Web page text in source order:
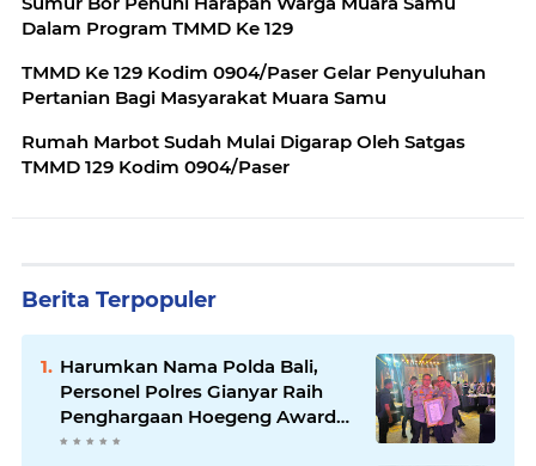
Dalam Program TMMD Ke 129
TMMD Ke 129 Kodim 0904/Paser Gelar Penyuluhan
Pertanian Bagi Masyarakat Muara Samu
Rumah Marbot Sudah Mulai Digarap Oleh Satgas
TMMD 129 Kodim 0904/Paser
Berita Terpopuler
Harumkan Nama Polda Bali,
Personel Polres Gianyar Raih
Penghargaan Hoegeng Awards
2026